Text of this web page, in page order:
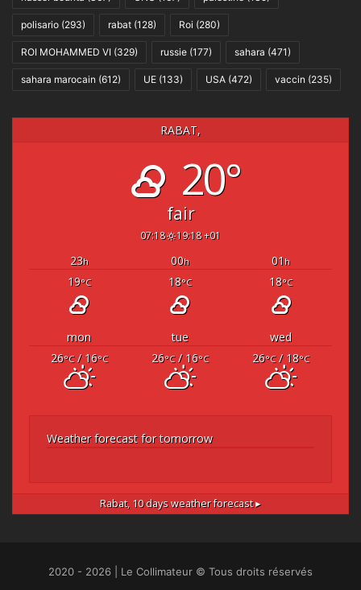
polisario (293) rabat (128) Roi (280)
ROI MOHAMMED VI (329) russie (177) sahara (471)
sahara marocain (612) UE (133) USA (472) vaccin (235)
RABAT,
20°
fair
07:18 19:18 +01
23h 00h 01 h
19°C 18°C 18°C
mon tue
wed
26°C/ 16°C 26°C/ 16°C 26°C/ 18°C
Weather forecast for tomorrow
Rabat, 10 days weather forecast ▸
2020 - 2026 | Le Collimateur © Tous droits réservés